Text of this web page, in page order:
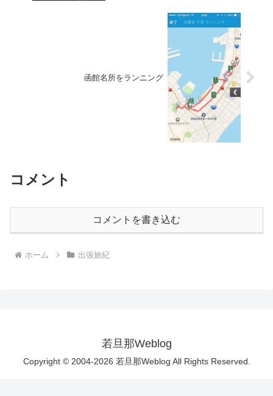
函館名所をランニング
コメント
コメントを書き込む
ホーム 出張旅紀
若旦那Weblog
Copyright © 2004-2026 若旦那Weblog All Rights Reserved.